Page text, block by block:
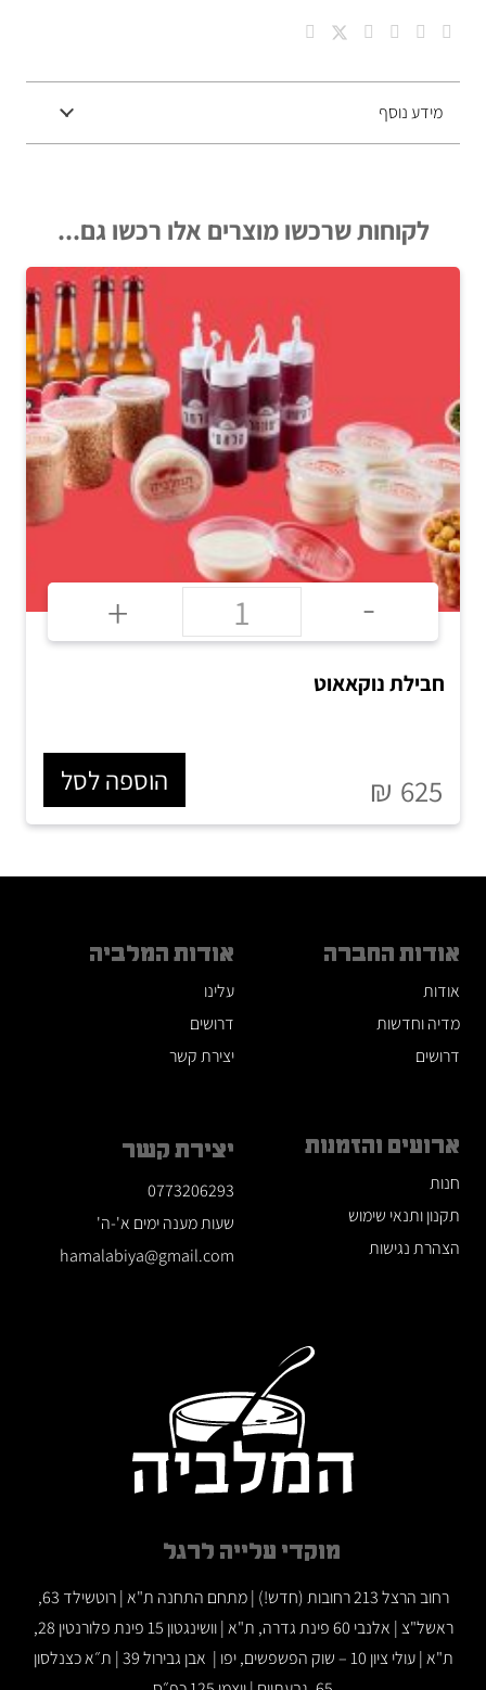
עוגיה
מידע נוסף
לקוחות שרכשו מוצרים אלו רכשו גם...
-
+
חבילת נוקאאוט
₪ 625 הוספה לסל
אודות החברה
אודות
מדיה וחדשות
דרושים
ארועים והזמנות
חנות
תקנון ותנאי שימוש
הצהרת נגישות
אודות המלביה
עלינו
דרושים
יצירת קשר
יצירת קשר
0773206293
שעות מענה ימים א'-ה'
hamalabiya@gmail.com
מוקדי עלייה לרגל
רחוב הרצל 213 רחובות (חדש!) | מתחם התחנה ת"א | רוטשילד 63,
ראשל"צ | אלנבי 60 פינת גדרה, ת"א | וושינגטון 15 פינת פלורנטין 28,
ת"א | עולי ציון 10 – שוק הפשפשים, יפו | אבן גבירול 39 | ת״א כצנלסון